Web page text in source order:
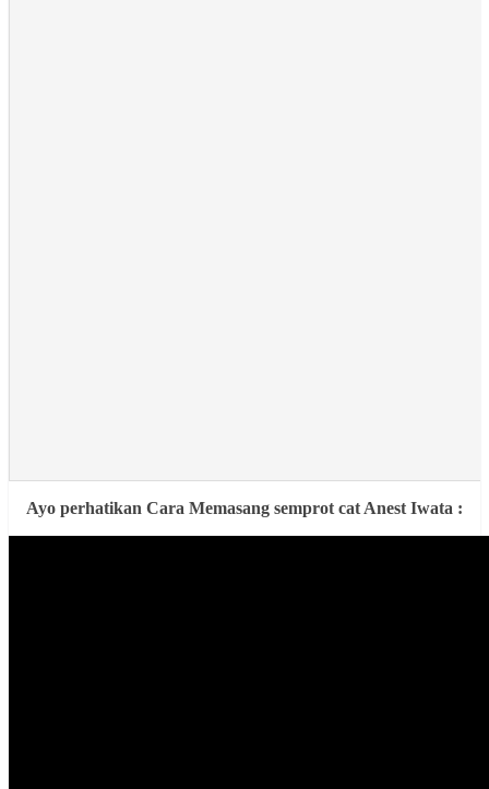
Ayo perhatikan Cara Memasang semprot cat Anest Iwata :